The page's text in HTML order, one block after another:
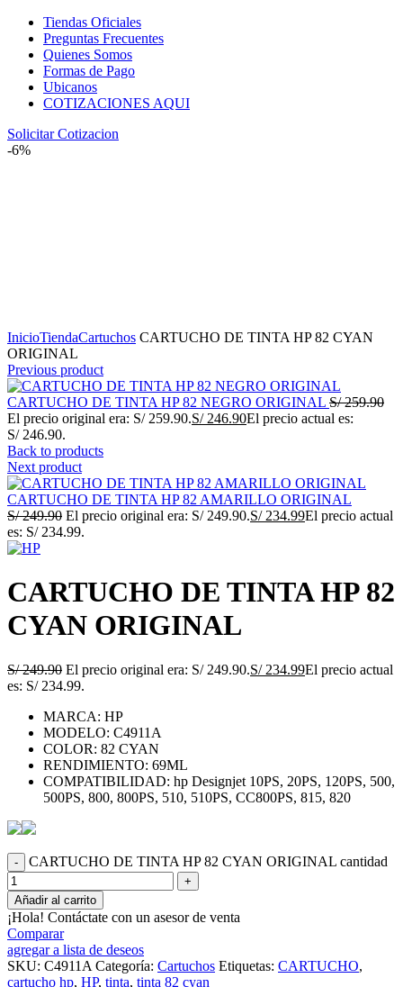
Tiendas Oficiales
Preguntas Frecuentes
Quienes Somos
Formas de Pago
Ubicanos
COTIZACIONES AQUI
Solicitar Cotizacion
-6%
InicioTiendaCartuchos CARTUCHO DE TINTA HP 82 CYAN
ORIGINAL
Previous product
CARTUCHO DE TINTA HP 82 NEGRO ORIGINAL S/259.90
El precio original era: S/ 259.90.S/246.90El precio actual es:
S/ 246.90.
Back to products
Next product
CARTUCHO DE TINTA HP 82 AMARILLO ORIGINAL
S/249.90 El precio original era: S/ 249.90.S/234.99El precio actual
es: S/ 234.99.
CARTUCHO DE TINTA HP 82
CYAN ORIGINAL
S/249.90 El precio original era: S/ 249.90.S/234.99El precio actual
es: S/ 234.99.
MARCA: HP
MODELO: C4911A
COLOR: 82 CYAN
RENDIMIENTO: 69ML
COMPATIBILIDAD: hp Designjet 10PS, 20PS, 120PS, 500,
500PS, 800, 800PS, 510, 510PS, CC800PS, 815, 820
CARTUCHO DE TINTA HP 82 CYAN ORIGINAL cantidad
Añadir al carrito
¡Hola! Contáctate con un asesor de venta
Comparar
agregar a lista de deseos
SKU: C4911A Categoría: Cartuchos Etiquetas: CARTUCHO,
cartucho hp, HP, tinta, tinta 82 cyan